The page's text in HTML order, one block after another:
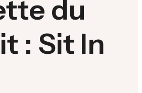
du
: Sit In